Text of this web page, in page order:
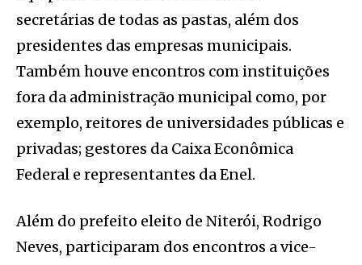
secretárias de todas as pastas, além dos
presidentes das empresas municipais.
Também houve encontros com instituições
fora da administração municipal como, por
exemplo, reitores de universidades públicas e
privadas; gestores da Caixa Econômica
Federal e representantes da Enel.
Além do prefeito eleito de Niterói, Rodrigo
Neves, participaram dos encontros a vice-